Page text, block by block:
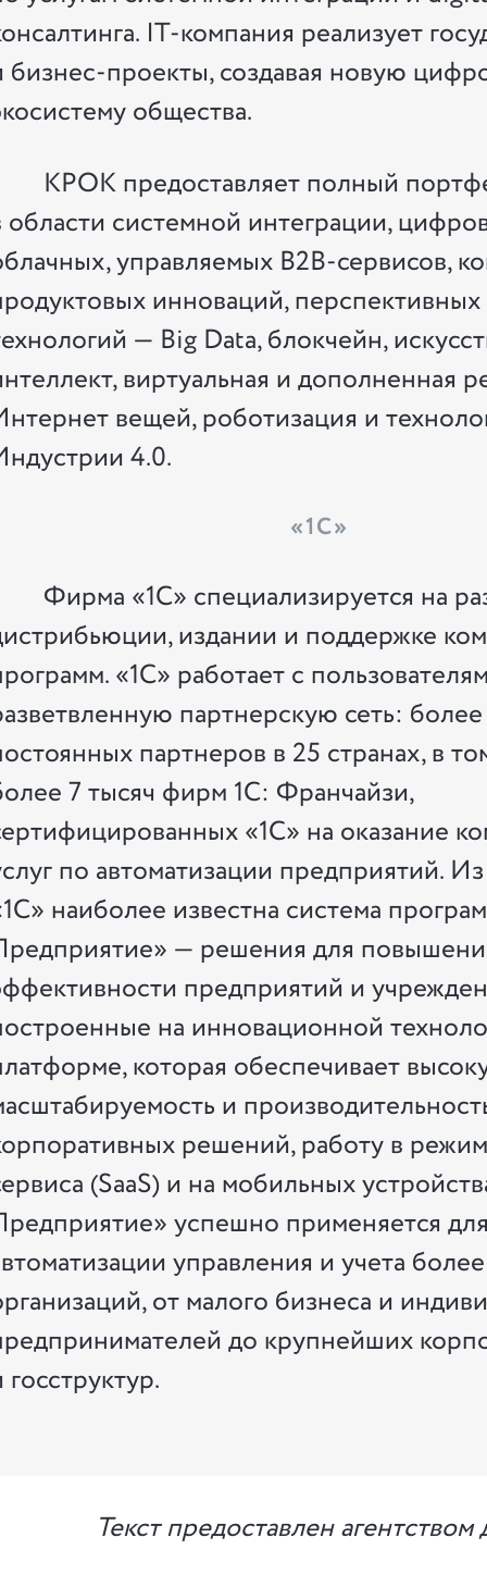
IT-компания реализует
бизнес-проекты, создавая новую
общества.
КРОК предоставляет полный
области системной интеграции,
управляемых B2B-сервисов,
инноваций,
— Big Data, блокчейн,
виртуальная и дополненная
вещей, роботизация и
4.0.
«1С»
Фирма «1С» специализируется на
издании и поддержке
«1С» работает с
партнерскую сеть: более
партнеров в 25 странах, в
7 тысяч фирм 1С: Франчайзи,
«1С» на оказание
по автоматизации предприятий.
наиболее известна система
— решения для
предприятий и
на инновационной
которая обеспечивает
и
решений, работу в
(SaaS) и на мобильных
успешно применяется
управления и учета
от малого бизнеса и
до крупнейших
госструктур.
Текст предоставлен